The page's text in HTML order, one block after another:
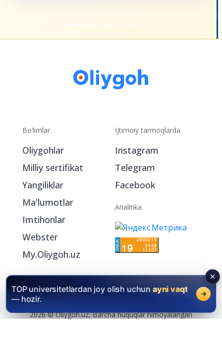
Bo‘limlar
Oliygohlar
Milliy sertifikat
Yangiliklar
Ma'lumotlar
Imtihonlar
Webster
My.Oliygoh.uz
Ijtimoiy tarmoqlarda
Instagram
Telegram
Facebook
Analitika
2026 © Oliygoh.uz, Barcha huquqlar himoyalangan
TOP universitetlardan joy olish uchun ayni vaqt
— hozir.